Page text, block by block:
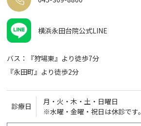
横浜永田台院公式LINE
バス：『狩場東』より徒歩7分
『永田町』より徒歩2分
診療日
月・火・木・土・日曜日
※水曜・金曜・祝日は休診です。